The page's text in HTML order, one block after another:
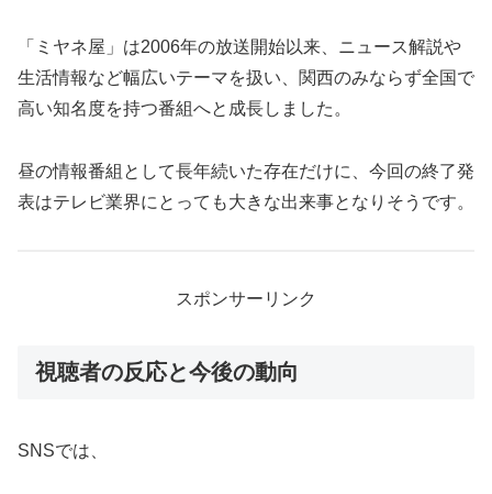
「ミヤネ屋」は2006年の放送開始以来、ニュース解説や
生活情報など幅広いテーマを扱い、関西のみならず全国で
高い知名度を持つ番組へと成長しました。
昼の情報番組として長年続いた存在だけに、今回の終了発
表はテレビ業界にとっても大きな出来事となりそうです。
スポンサーリンク
視聴者の反応と今後の動向
SNSでは、